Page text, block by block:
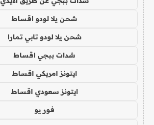
شحن يلا لودو اقساط
شحن يلا لودو تابي تمارا
شدات ببجي اقساط
ايتونز امريكي اقساط
ايتونز سعودي اقساط
فور يو